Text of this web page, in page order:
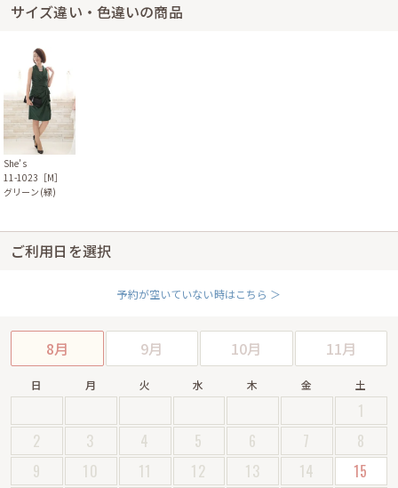
サイズ違い・色違いの商品
She’s
11-1023［M］
グリーン(緑)
ご利用日を選択
予約が空いていない時はこちら ＞
8月 9月 10月 11月
日 月 火 水 木 金 土
1
2
3 4 5 6 7
8
9
10 11 12 13 14
15